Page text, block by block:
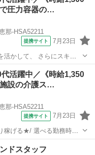
圧力容器の…
那-HSA52211
提携サイト 7月23日
う方に ぴったりの、やり
環境ですよ★ ★あなたの経
代活躍中／《時給1,350
設の介護ス…
那-HSA52211
提携サイト 7月23日
ことが好きな方にピッタ
ドスタッフ